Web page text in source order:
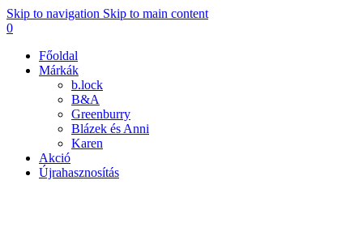
Skip to navigation Skip to main content
0
Főoldal
Márkák
b.lock
B&A
Greenburry
Blázek és Anni
Karen
Akció
Újrahasznosítás